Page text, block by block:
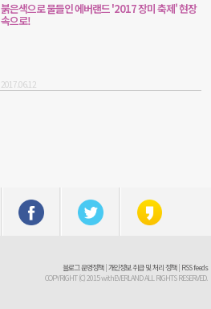
붉은색으로 물들인 에버랜드 '2017 장미 축제' 현장
속으로!
2017.06.12
블로그 운영정책| 개인정보 취급 및 처리 정책| RSS feeds
COPYRIGHT (C) 2015 withEVERLAND ALL RIGHTS RESERVED.